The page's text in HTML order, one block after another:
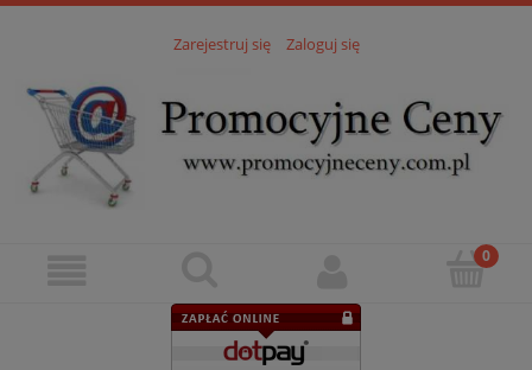
Zarejestruj się Zaloguj się